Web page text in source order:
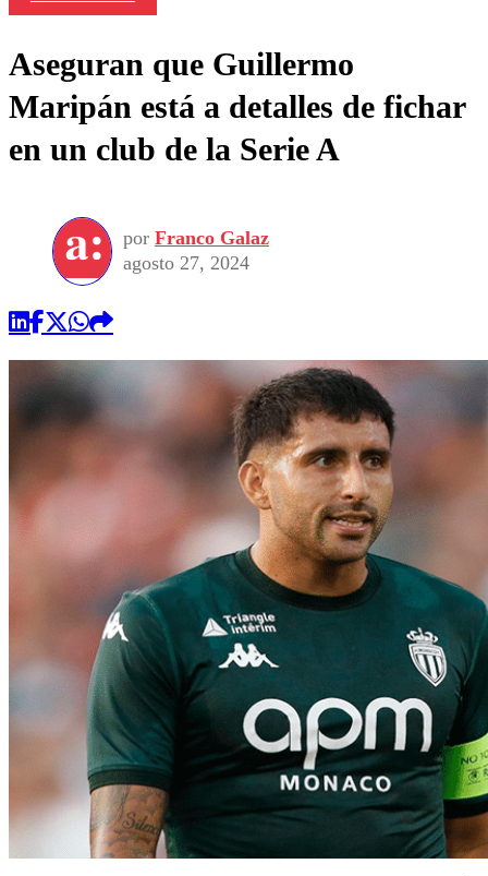
Aseguran que Guillermo
Maripán está a detalles de fichar
en un club de la Serie A
por Franco Galaz
agosto 27, 2024